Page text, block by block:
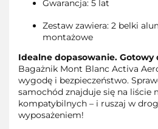
Gwarancja: 5 lat
Zestaw zawiera: 2 belki
montażowe
Idealne dopasowanie. Gotowy
Bagażnik Mont Blanc Activa
wygodę i bezpieczeństwo.
samochód znajduje się na liście
kompatybilnych – i ruszaj w
wyposażeniem!